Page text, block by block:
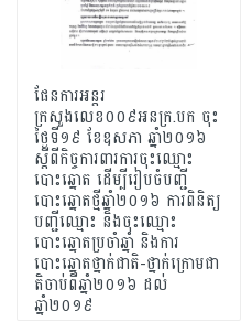
ផែនការអន្តរ
ក្រសួងលេខ០០៩អនក្រ.បក ចុះ
ថ្ងៃទី១៩ ខែឧសភា ឆ្នាំ២០១៦
ស្តីពីកិច្ចការពារការចុះឈ្មោះ
បោះឆ្នោត ដើម្បីរៀបចំបញ្ជី
បោះឆ្នោតថ្មីឆ្នាំ២០១៦ ការពិនិត្យ
បញ្ជីឈ្មោះ និងចុះឈ្មោះ
បោះឆ្នោតប្រចាំឆ្នាំ និងការ
បោះឆ្នោតថ្នាក់ជាតិ-ថ្នាក់ក្រោមជា
តិចាប់ពីឆ្នាំ២០១៦ ដល់
ឆ្នាំ២០១៩